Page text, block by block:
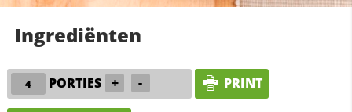
Ingrediënten
PORTIES + - PRINT